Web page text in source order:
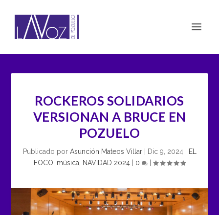
ROCKEROS SOLIDARIOS
VERSIONAN A BRUCE EN
POZUELO
Publicado por Asunción Mateos Villar| Dic 9, 2024|
EL
FOCO música NAVIDAD 2024 0